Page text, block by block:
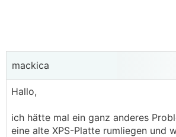
mackica
Hallo,
ich hätte mal ein ganz anderes
eine alte XPS-Platte rumliegen und